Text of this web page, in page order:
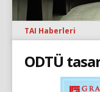
TAI Haberleri
ODTÜ